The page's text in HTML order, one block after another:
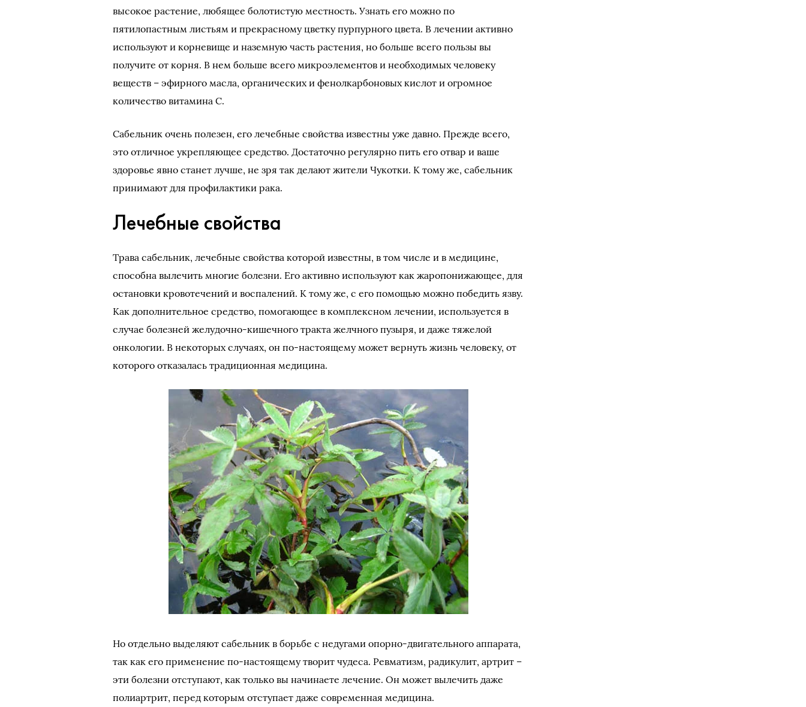
высокое растение, любящее болотистую местность. Узнать его можно по
пятилопастным листьям и прекрасному цветку пурпурного цвета. В лечении активно
используют и корневище и наземную часть растения, но больше всего пользы вы
получите от корня. В нем больше всего микроэлементов и необходимых человеку
веществ – эфирного масла, органических и фенолкарбоновых кислот и огромное
количество витамина С.
Сабельник очень полезен, его лечебные свойства известны уже давно. Прежде всего,
это отличное укрепляющее средство. Достаточно регулярно пить его отвар и ваше
здоровье явно станет лучше, не зря так делают жители Чукотки. К тому же, сабельник
принимают для профилактики рака.
Лечебные свойства
Трава сабельник, лечебные свойства которой известны, в том числе и в медицине,
способна вылечить многие болезни. Его активно используют как жаропонижающее, для
остановки кровотечений и воспалений. К тому же, с его помощью можно победить язву.
Как дополнительное средство, помогающее в комплексном лечении, используется в
случае болезней желудочно-кишечного тракта желчного пузыря, и даже тяжелой
онкологии. В некоторых случаях, он по-настоящему может вернуть жизнь человеку, от
которого отказалась традиционная медицина.
Но отдельно выделяют сабельник в борьбе с недугами опорно-двигательного аппарата,
так как его применение по-настоящему творит чудеса. Ревматизм, радикулит, артрит –
эти болезни отступают, как только вы начинаете лечение. Он может вылечить даже
полиартрит, перед которым отступает даже современная медицина.